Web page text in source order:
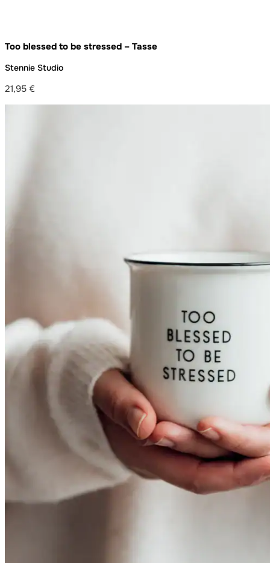
Too blessed to be stressed – Tasse
Stennie Studio
21,95 €